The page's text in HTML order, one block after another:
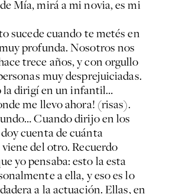
Mía, mirá a mi novia, es mi
sucede cuando te metés en
profunda. Nosotros nos
trece años, y con orgullo
muy desprejuiciadas.
la dirigí en un infantil…
me llevo ahora! (risas).
Cuando dirijo en los
cuenta de cuánta
del otro. Recuerdo
yo pensaba: esto la esta
a ella, y eso es lo
a la actuación. Ellas, en